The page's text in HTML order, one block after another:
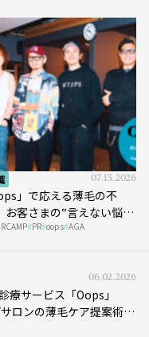
07.13.2026
」で応える薄毛の不
客さまの“言えない悩
どう向き合う？ ＃01
PR oops AGA
06.02.2026
療サービス「Oops」
ロンの薄毛ケア提案術を
公開！